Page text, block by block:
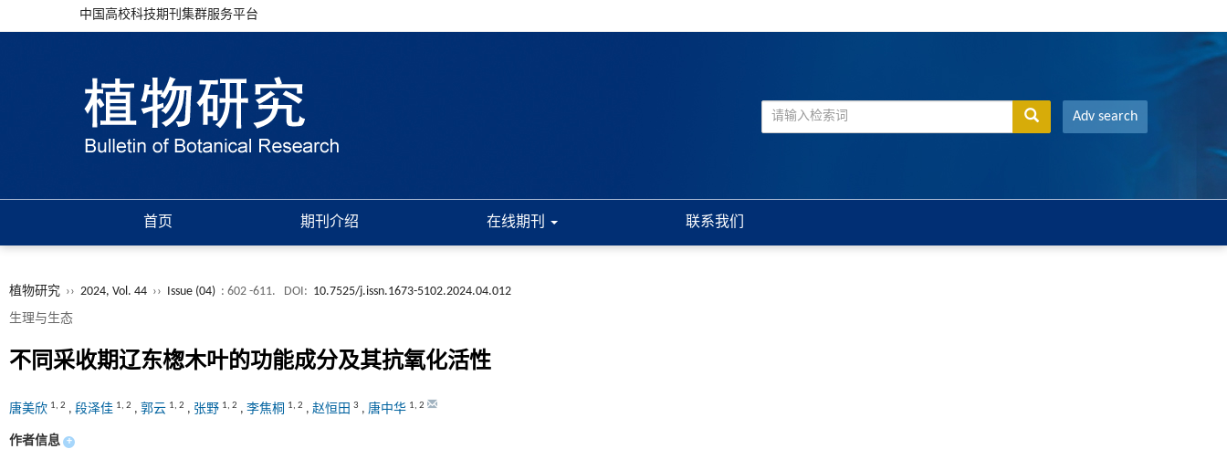
中国高校科技期刊集群服务平台
Adv search
首页 期刊介绍 在线期刊 联系我们
植物研究 ›› 2024, Vol. 44 ›› Issue (04) : 602 -611. DOI: 10.7525/j.issn.1673-5102.2024.04.012
生理与生态
不同采收期辽东楤木叶的功能成分及其抗氧化活性
唐美欣 1, 2 , 段泽佳 1, 2 , 郭云 1, 2 , 张野 1, 2 , 李焦桐 1, 2 , 赵恒田 3 , 唐中华 1, 2
作者信息 +